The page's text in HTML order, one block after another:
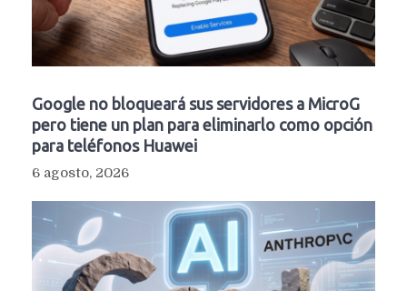
Google no bloqueará sus servidores a MicroG
pero tiene un plan para eliminarlo como opción
para teléfonos Huawei
6 agosto, 2026